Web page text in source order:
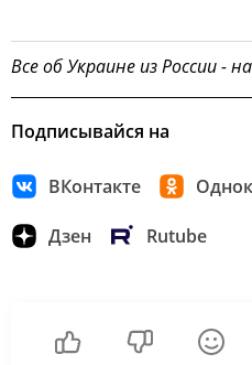
Все об Украине из России -
Подписывайся на
ВКонтакте
Дзен Rutube